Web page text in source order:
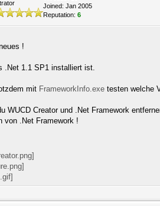
Joined: Jan 2005
Reputation:6
!
.Net 1.1 SP1 installiert ist.
mit FrameworkInfo.exe testen welche
WUCD Creator und .Net Framework
von .Net Framework !